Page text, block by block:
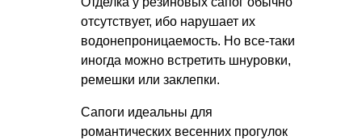
отсутствует, ибо нарушает их
водонепроницаемость. Но все-таки
иногда можно встретить шнуровки,
ремешки или заклепки.
Сапоги идеальны для
романтических весенних прогулок